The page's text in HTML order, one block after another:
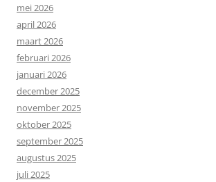
mei 2026
april 2026
maart 2026
februari 2026
januari 2026
december 2025
november 2025
oktober 2025
september 2025
augustus 2025
juli 2025